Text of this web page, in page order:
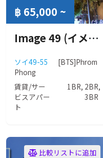
฿ 65,000 ~
Image 49 (イメージ 49)
ソイ49-55
[BTS]Phrom
Phong
賃貸/サー
ビスアパー
ト
1BR, 2BR,
3BR
比較リストに追加